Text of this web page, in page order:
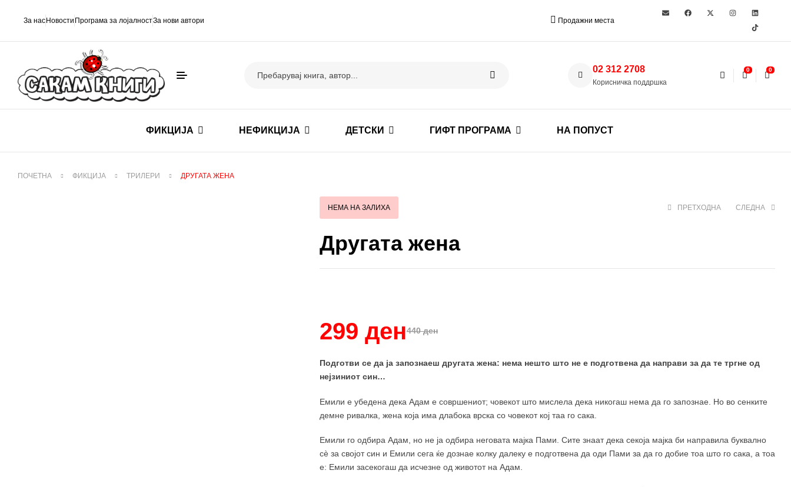
За нас Новости Програма за лојалностЗа нови автори Продажни места
02 312 2708
Корисничка поддршка
0 0
ФИКЦИЈА НЕФИКЦИЈА ДЕТСКИ ГИФТ ПРОГРАМА НА ПОПУСТ
ПОЧЕТНА ФИКЦИЈА ТРИЛЕРИ ДРУГАТА ЖЕНА
НЕМА НА ЗАЛИХА ПРЕТХОДНА СЛЕДНА
Другата жена
440 ден
299 ден
Подготви се да ја запознаеш другата жена: нема нешто што не е подготвена да направи за да те тргне од
нејзиниот син…
Емили е убедена дека Адам е совршениот; човекот што мислела дека никогаш нема да го запознае. Но во сенките
демне ривалка, жена која има длабока врска со човекот кој таа го сака.
Емили го одбира Адам, но не ја одбира неговата мајка Пами. Сите знаат дека секоја мајка би направила буквално
сè за својот син и Емили сега ќе дознае колку далеку е подготвена да оди Пами за да го добие тоа што го сака, а тоа
е: Емили засекогаш да исчезне од животот на Адам.